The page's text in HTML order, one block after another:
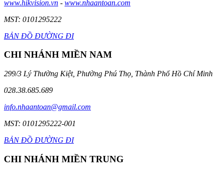
www.hikvision.vn - www.nhaantoan.com
MST: 0101295222
BẢN ĐỒ ĐƯỜNG ĐI
CHI NHÁNH MIỀN NAM
299/3 Lý Thường Kiệt, Phường Phú Thọ, Thành Phố Hồ Chí Minh
028.38.685.689
info.nhaantoan@gmail.com
MST: 0101295222-001
BẢN ĐỒ ĐƯỜNG ĐI
CHI NHÁNH MIỀN TRUNG